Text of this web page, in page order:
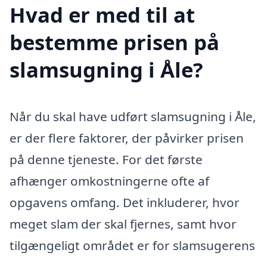
Hvad er med til at
bestemme prisen på
slamsugning i Åle?
Når du skal have udført slamsugning i Åle,
er der flere faktorer, der påvirker prisen
på denne tjeneste. For det første
afhænger omkostningerne ofte af
opgavens omfang. Det inkluderer, hvor
meget slam der skal fjernes, samt hvor
tilgængeligt området er for slamsugerens